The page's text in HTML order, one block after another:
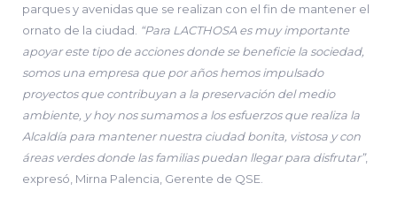
parques y avenidas que se realizan con el fin de mantener el
ornato de la ciudad. “Para LACTHOSA es muy importante
apoyar este tipo de acciones donde se beneficie la sociedad,
somos una empresa que por años hemos impulsado
proyectos que contribuyan a la preservación del medio
ambiente, y hoy nos sumamos a los esfuerzos que realiza la
Alcaldía para mantener nuestra ciudad bonita, vistosa y con
áreas verdes donde las familias puedan llegar para disfrutar”,
expresó, Mirna Palencia, Gerente de QSE.